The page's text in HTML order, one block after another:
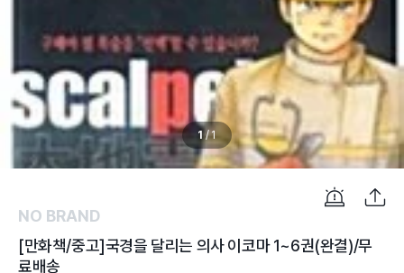
1 / 1
NO BRAND
[만화책/중고]국경을 달리는 의사 이코마 1~6권(완결)/무
료배송